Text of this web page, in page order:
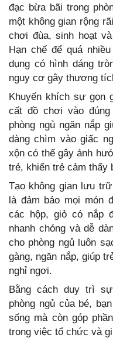
đạc bừa bãi trong
một không gian rộng
chơi đùa, sinh hoạt
Hạn chế để quá
dụng có hình dáng
nguy cơ gây thương
Khuyến khích sự gọn
cất đồ chơi vào
phòng ngủ ngăn nắp
dàng chìm vào giấc
xộn có thể gây ảnh
trẻ, khiến trẻ cảm thấy
Tạo không gian lưu
là đảm bảo mọi món
các hộp, giỏ có nắp
nhanh chóng và dễ
cho phòng ngủ luôn
gàng, ngăn nắp, giúp
nghỉ ngơi.
Bằng cách duy trì
phòng ngủ của bé,
sống mà còn góp
trong việc tổ chức và